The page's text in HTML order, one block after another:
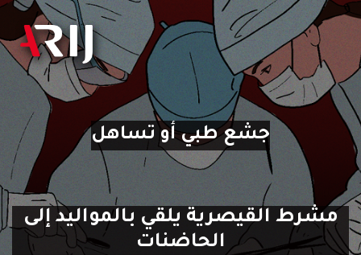
جشع طبي أو تساهل
مشرط القيصرية يلقي بالمواليد إلى
الحاضنات